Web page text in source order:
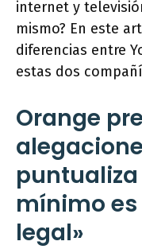
internet y
mismo? En este
diferencias entre
estas dos
Orange
mínimo
legal»